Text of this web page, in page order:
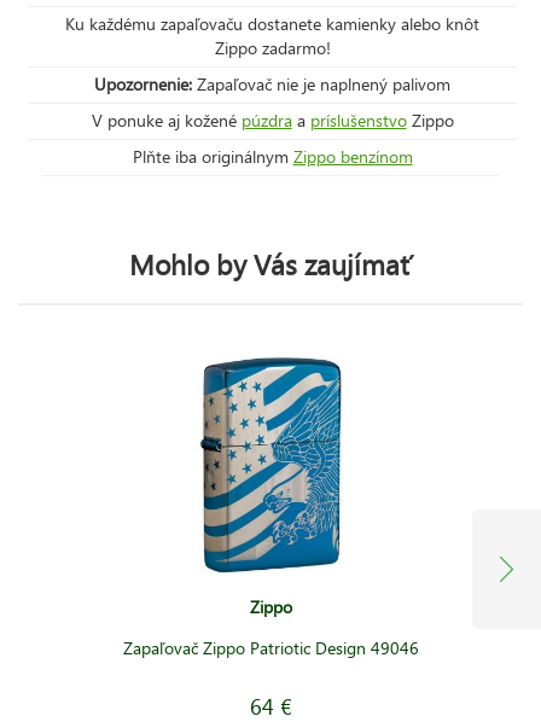
Ku každému zapaľovaču dostanete kamienky alebo knôt
Zippo zadarmo!
Upozornenie: Zapaľovač nie je naplnený palivom
V ponuke aj kožené púzdraa príslušenstvoZippo
Plňte iba originálnym Zippo benzínom
Mohlo by Vás zaujímať
Zippo
Zapaľovač Zippo Patriotic Design 49046
64 €